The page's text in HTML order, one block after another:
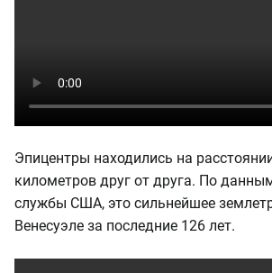
Эпицентры находились на
километров друг от друга. По
службы США, это сильнейшее
Венесуэле за последние 126 лет.